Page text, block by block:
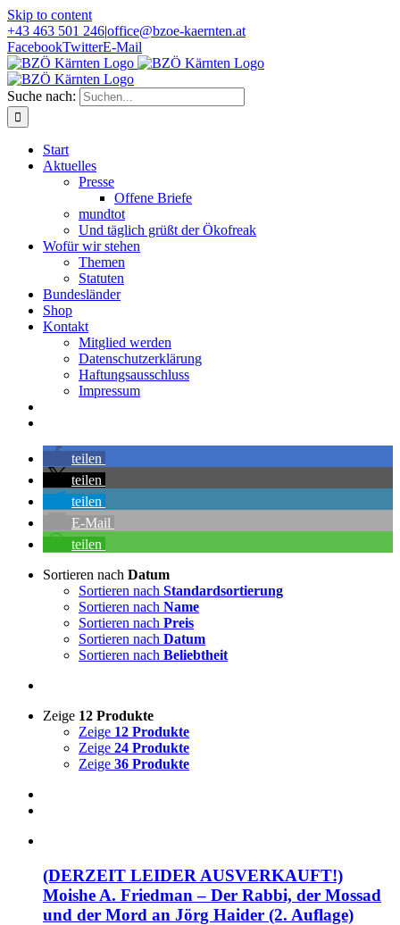
Skip to content
+43 463 501 246|office@bzoe-kaernten.at
FacebookTwitterE-Mail
Suche nach:
Start
Aktuelles
Presse
Offene Briefe
mundtot
Und täglich grüßt der Ökofreak
Wofür wir stehen
Themen
Statuten
Bundesländer
Shop
Kontakt
Mitglied werden
Datenschutzerklärung
Haftungsausschluss
Impressum
teilen
teilen
teilen
E-Mail
teilen
Sortieren nach Datum
Sortieren nach Standardsortierung
Sortieren nach Name
Sortieren nach Preis
Sortieren nach Datum
Sortieren nach Beliebtheit
Zeige 12 Produkte
Zeige 12 Produkte
Zeige 24 Produkte
Zeige 36 Produkte
(DERZEIT LEIDER AUSVERKAUFT!)
Moishe A. Friedman – Der Rabbi, der Mossad
und der Mord an Jörg Haider (2. Auflage)